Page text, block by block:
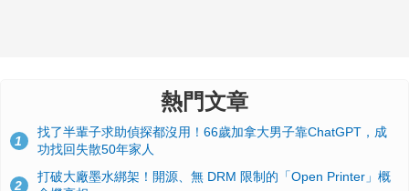
熱門文章
1
找了半輩子求助偵探都沒用！66歲加拿大男子靠ChatGPT，成
功找回失散50年家人
2
打破大廠墨水綁架！開源、無 DRM 限制的「Open Printer」概